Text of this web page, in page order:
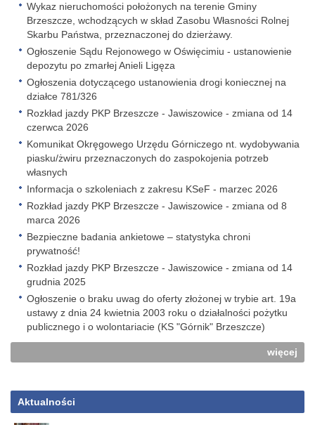
Wykaz nieruchomości położonych na terenie Gminy
Brzeszcze, wchodzących w skład Zasobu Własności Rolnej
Skarbu Państwa, przeznaczonej do dzierżawy.
Ogłoszenie Sądu Rejonowego w Oświęcimiu - ustanowienie
depozytu po zmarłej Anieli Ligęza
Ogłoszenia dotyczącego ustanowienia drogi koniecznej na
działce 781/326
Rozkład jazdy PKP Brzeszcze - Jawiszowice - zmiana od 14
czerwca 2026
Komunikat Okręgowego Urzędu Górniczego nt. wydobywania
piasku/żwiru przeznaczonych do zaspokojenia potrzeb
własnych
Informacja o szkoleniach z zakresu KSeF - marzec 2026
Rozkład jazdy PKP Brzeszcze - Jawiszowice - zmiana od 8
marca 2026
Bezpieczne badania ankietowe – statystyka chroni
prywatność!
Rozkład jazdy PKP Brzeszcze - Jawiszowice - zmiana od 14
grudnia 2025
Ogłoszenie o braku uwag do oferty złożonej w trybie art. 19a
ustawy z dnia 24 kwietnia 2003 roku o działalności pożytku
publicznego i o wolontariacie (KS "Górnik" Brzeszcze)
więcej
Aktualności